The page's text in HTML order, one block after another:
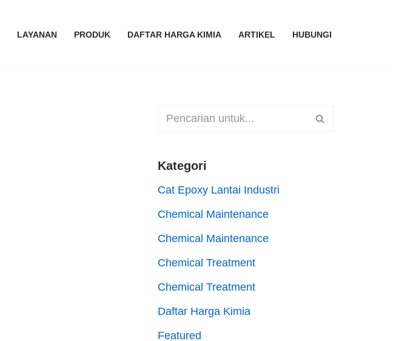
LAYANAN PRODUK DAFTAR HARGA KIMIA ARTIKEL HUBUNGI
Kategori
Cat Epoxy Lantai Industri
Chemical Maintenance
Chemical Maintenance
Chemical Treatment
Chemical Treatment
Daftar Harga Kimia
Featured